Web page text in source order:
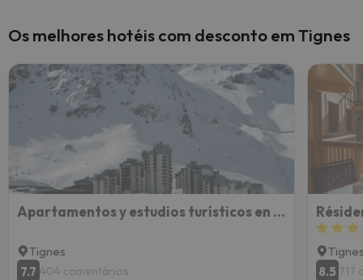
Os melhores hotéis com desconto em Tignes
Apartamentos y estudios turísticos en Val Claret (Tignes)
Tignes
7.7 404 comentários
8.5 717